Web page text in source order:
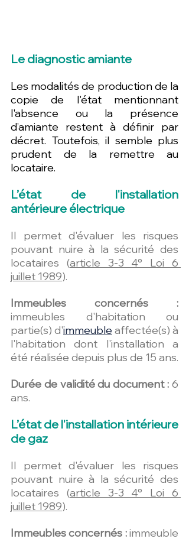
Le diagnostic amiante
Les modalités de production de la
copie de l'état mentionnant
l'absence ou la présence
d’amiante restent à définir par
décret. Toutefois, il semble plus
prudent de la remettre au
locataire.
L’état de l'installation
antérieure électrique
Il permet d'évaluer les risques
pouvant nuire à la sécurité des
locataires (article 3-3 4° Loi 6
juillet 1989).
Immeubles concernés :
immeubles d'habitation ou
partie(s) d'immeuble affectée(s) à
l'habitation dont l'installation a
Durée de validité du document : 6
ans.
L’état de l'installation intérieure
de gaz
Il permet d'évaluer les risques
pouvant nuire à la sécurité des
locataires (article 3-3 4° Loi 6
juillet 1989).
Immeubles concernés :immeuble